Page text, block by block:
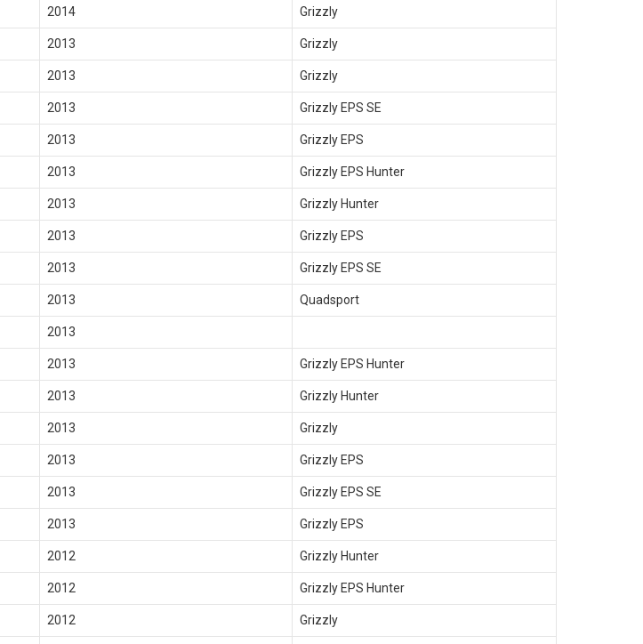
2014 Grizzly
2013 Grizzly
2013 Grizzly
2013 Grizzly EPS SE
2013 Grizzly EPS
2013 Grizzly EPS Hunter
2013 Grizzly Hunter
2013 Grizzly EPS
2013 Grizzly EPS SE
2013 Quadsport
2013
2013 Grizzly EPS Hunter
2013 Grizzly Hunter
2013 Grizzly
2013 Grizzly EPS
2013 Grizzly EPS SE
2013 Grizzly EPS
2012 Grizzly Hunter
2012 Grizzly EPS Hunter
2012 Grizzly